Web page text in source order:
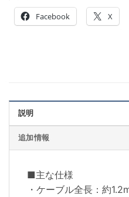
Facebook X
説明
追加情報
■主な仕様
・ケーブル全長：約